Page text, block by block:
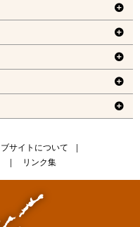
サイトについて
リンク集